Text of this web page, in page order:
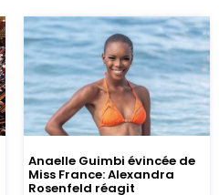
Anaelle Guimbi évincée de
Miss France: Alexandra
Rosenfeld réagit